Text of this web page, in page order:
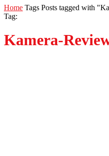
Home Tags Posts tagged with
Tag:
Kamera-